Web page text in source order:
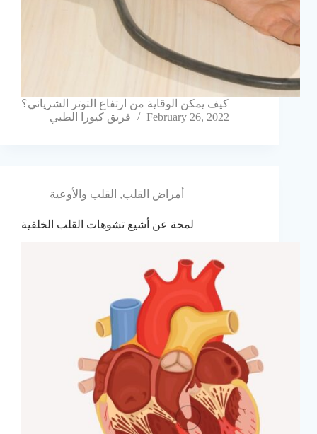
كيف يمكن الوقاية من ارتفاع التوتر الشرياني؟
فريق كيورا الطبي
February 26, 2022
أمراض القلب, القلب والأوعية
لمحة عن أشيع تشوهات القلب الخلقية